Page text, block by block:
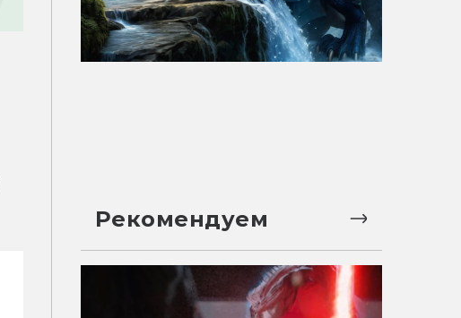
Рекомендуем